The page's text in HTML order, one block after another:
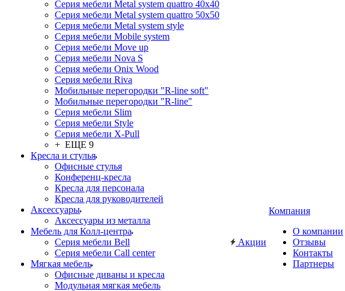
Серия мебели Metal system quattro 40x40
Серия мебели Metal system quattro 50x50
Серия мебели Metal system style
Серия мебели Mobile system
Серия мебели Move up
Серия мебели Nova S
Серия мебели Onix Wood
Серия мебели Riva
Мобильные перегородки "R-line soft"
Мобильные перегородки "R-line"
Серия мебели Slim
Серия мебели Style
Серия мебели X-Pull
+ ЕЩЕ 9
Кресла и стулья
Офисные стулья
Конференц-кресла
Кресла для персонала
Кресла для руководителей
Аксессуары
Аксессуары из металла
Мебель для Колл-центра
Серия мебели Bell
Серия мебели Call center
Мягкая мебель
Офисные диваны и кресла
Модульная мягкая мебель
Акции
Компания
О компании
Отзывы
Контакты
Партнеры